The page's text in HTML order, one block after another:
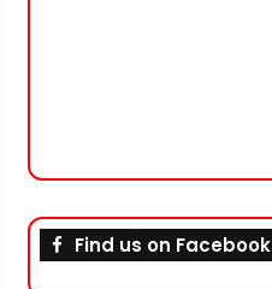
Find us on Facebook